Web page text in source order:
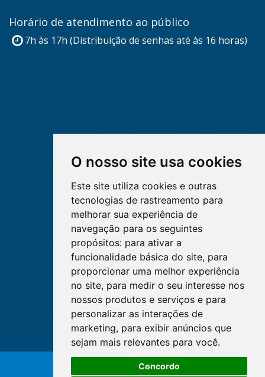
O nosso site usa cookies
Este site utiliza cookies e outras
tecnologias de rastreamento para
melhorar sua experiência de
navegação para os seguintes
propósitos: para ativar a
funcionalidade básica do site, para
proporcionar uma melhor experiência
no site, para medir o seu interesse nos
nossos produtos e serviços e para
personalizar as interações de
marketing, para exibir anúncios que
sejam mais relevantes para você.
Concordo
Horário de atendimento ao público
7h às 17h (Distribuição de senhas até às 16 horas)
O WhatsApp é o principal canal
de atendimento do Coren-DF.